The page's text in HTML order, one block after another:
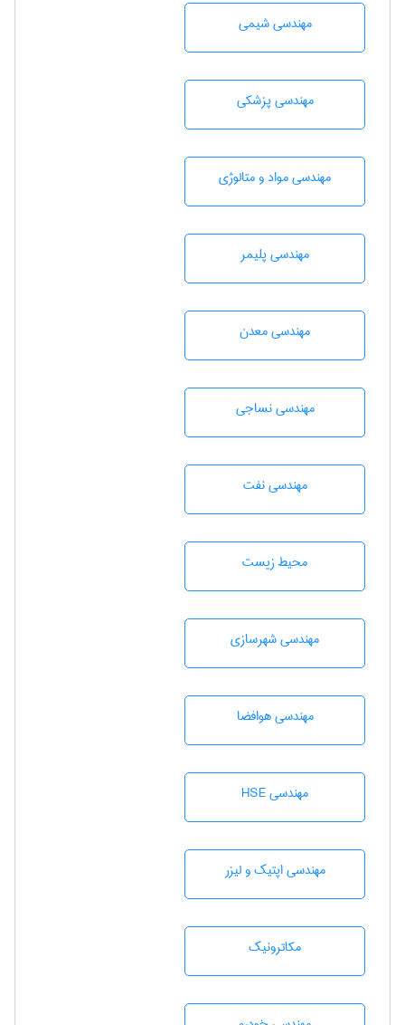
مهندسي شيمی
مهندسی پزشکی
مهندسی مواد و متالوژی
مهندسی پليمر
مهندسی معدن
مهندسي نساجی
مهندسی نفت
محيط زيست
مهندسی شهرسازی
مهندسی هوافضا
مهندسی HSE
مهندسی اپتیک و لیزر
مکاترونیک